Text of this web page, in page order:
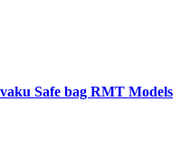
Safe bag RMT Models